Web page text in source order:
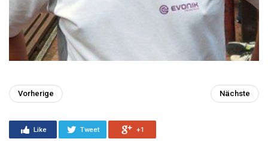
Vorherige Nächste
Like Tweet +1